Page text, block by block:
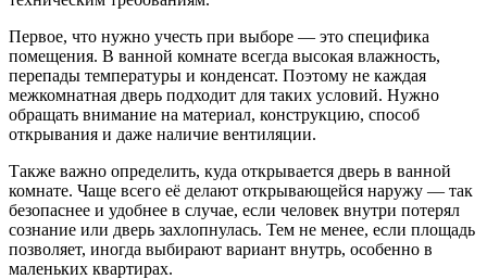
Первое, что нужно учесть при выборе — это специфика
помещения. В ванной комнате всегда высокая влажность,
перепады температуры и конденсат. Поэтому не каждая
межкомнатная дверь подходит для таких условий. Нужно
обращать внимание на материал, конструкцию, способ
открывания и даже наличие вентиляции.
Также важно определить, куда открывается дверь в ванной
комнате. Чаще всего её делают открывающейся наружу — так
безопаснее и удобнее в случае, если человек внутри потерял
сознание или дверь захлопнулась. Тем не менее, если площадь
позволяет, иногда выбирают вариант внутрь, особенно в
маленьких квартирах.